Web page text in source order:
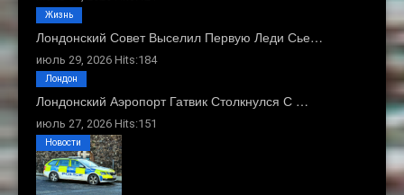
Лондонский Совет Выселил Первую Леди Сье…
июль 29, 2026 Hits:184
Жизнь
Лондонский Аэропорт Гатвик Столкнулся С …
июль 27, 2026 Hits:151
Лондон
Новости